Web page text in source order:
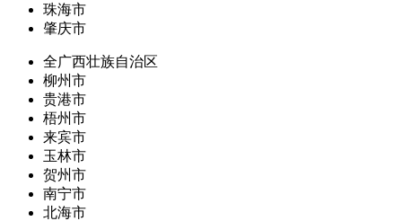
珠海市
肇庆市
全广西壮族自治区
柳州市
贵港市
梧州市
来宾市
玉林市
贺州市
南宁市
北海市